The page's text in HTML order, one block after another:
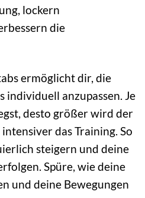
lockern
die
ermöglicht dir, die
individuell anzupassen. Je
desto größer wird der
das Training. So
steigern und deine
Spüre, wie deine
und deine Bewegungen